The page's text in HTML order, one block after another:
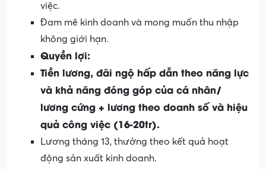
việc.
Đam mê kinh doanh và mong muốn thu nhập
không giới hạn.
Quyền lợi:
Tiền lương, đãi ngộ hấp dẫn theo năng lực
và khả năng đóng góp của cá nhân/
lương cứng + lương theo doanh số và hiệu
quả công việc (16-20tr).
Lương tháng 13, thưởng theo kết quả hoạt
động sản xuất kinh doanh.